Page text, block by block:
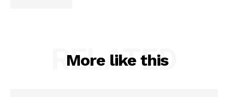
More like this
RELATED